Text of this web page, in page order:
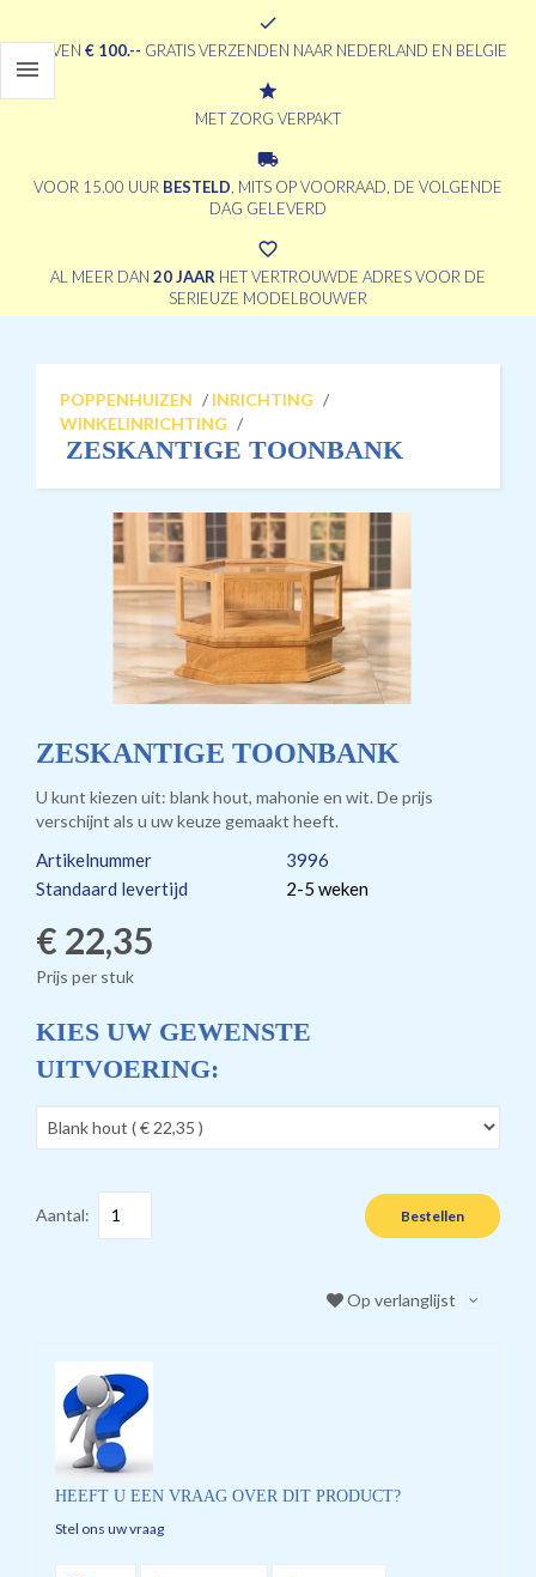

check
BOVEN € 100.-- GRATIS VERZENDEN NAAR NEDERLAND EN BELGIE
grade
MET ZORG VERPAKT
local_shipping
VOOR 15.00 UUR BESTELD , MITS OP VOORRAAD, DE VOLGENDE
DAG GELEVERD
favorite_border
AL MEER DAN 20 JAAR HET VERTROUWDE ADRES VOOR DE
SERIEUZE MODELBOUWER
POPPENHUIZEN / INRICHTING /
WINKELINRICHTING /
ZESKANTIGE TOONBANK
ZESKANTIGE TOONBANK
U kunt kiezen uit: blank hout, mahonie en wit. De prijs
verschijnt als u uw keuze gemaakt heeft.
Artikelnummer
3996
Standaard levertijd
2-5 weken
€ 22,35
Prijs per stuk
KIES UW GEWENSTE
UITVOERING:
Aantal: Bestellen
Op verlanglijst
HEEFT U EEN VRAAG OVER DIT PRODUCT?
Stel ons uw vraag